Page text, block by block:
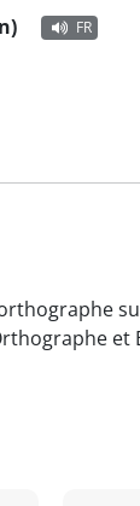
FR
et